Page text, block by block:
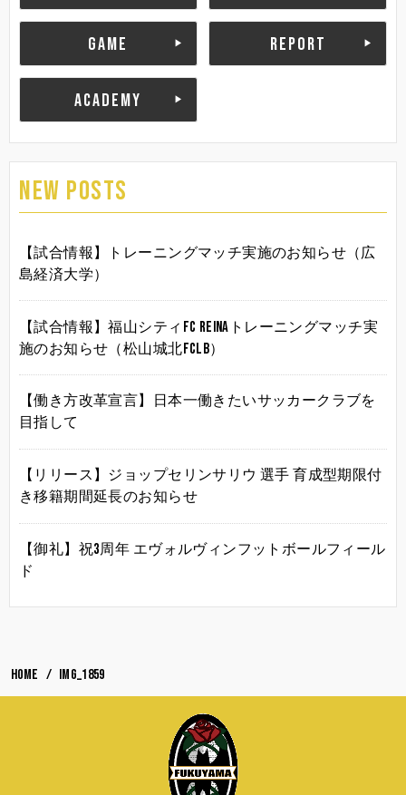
GAME REPORT
ACADEMY
NEW POSTS
【試合情報】トレーニングマッチ実施のお知らせ（広
島経済大学）
【試合情報】福山シティFC Reinaトレーニングマッチ実
施のお知らせ（松山城北FCLB）
【働き方改革宣言】日本一働きたいサッカークラブを
目指して
【リリース】ジョップセリンサリウ 選手 育成型期限付
き移籍期間延長のお知らせ
【御礼】祝3周年 エヴォルヴィンフットボールフィール
ド
HOME IMG_1859